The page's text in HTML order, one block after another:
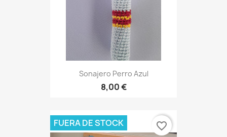
Sonajero Perro Azul
8,00 €
FUERA DE STOCK favorite_border